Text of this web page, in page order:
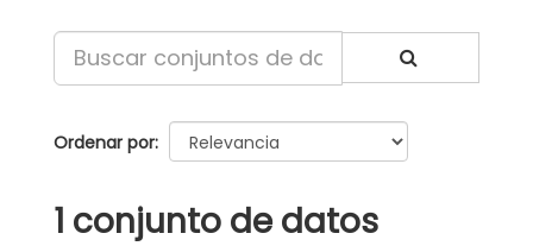
Ordenar por
1 conjunto de datos